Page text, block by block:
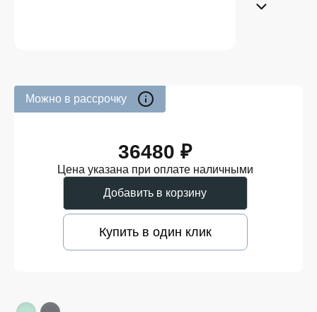
Можно в рассрочку
36480 ₽
Цена указана при оплате наличными
Добавить в корзину
Купить в один клик